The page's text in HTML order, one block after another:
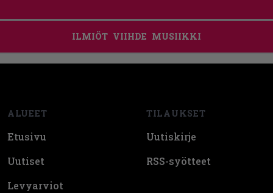
ILMIÖT VIIHDE MUSIIKKI
ALUEET
Etusivu
Uutiset
Levyarviot
TILAUKSET
Uutiskirje
RSS-syötteet